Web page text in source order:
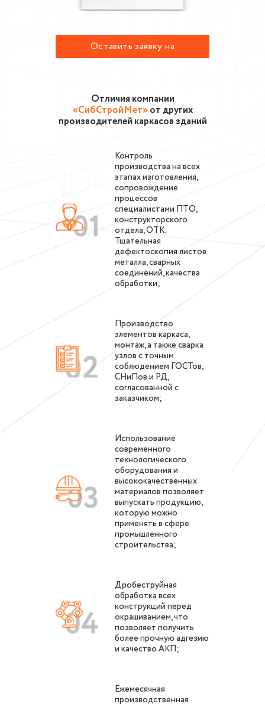
Оставить заявку на
металлоконструкций
Отличия компании
«СибСтройМет»от других
производителей каркасов зданий
Контроль
производства на всех
этапах изготовления,
сопровождение
процессов
специалистами ПТО,
конструкторского
отдела, ОТК.
Тщательная
дефектоскопия листов
металла, сварных
соединений, качества
обработки;
Производство
элементов каркаса,
монтаж, а также сварка
узлов с точным
соблюдением ГОСТов,
СНиПов и РД,
согласованной с
заказчиком;
Использование
современного
технологического
оборудования и
высококачественных
материалов позволяет
выпускать продукцию,
которую можно
применять в сфере
промышленного
строительства;
Дробеструйная
обработка всех
конструкций перед
окрашиванием, что
позволяет получить
более прочную адгезию
и качество АКП;
Ежемесячная
производственная